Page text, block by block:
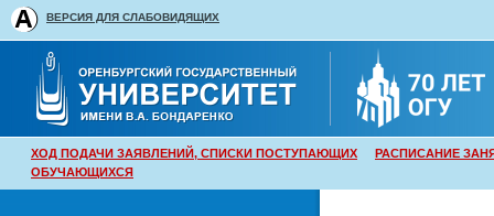
ВЕРСИЯ ДЛЯ СЛАБОВИДЯЩИХ
ХОД ПОДАЧИ ЗАЯВЛЕНИЙ, СПИСКИ ПОСТУПАЮЩИХ
РАСПИСАНИЕ
ОБУЧАЮЩИХСЯ